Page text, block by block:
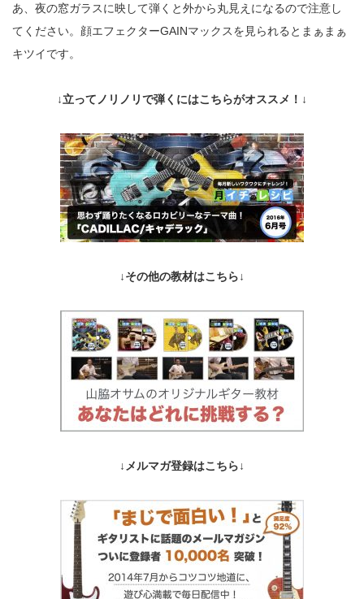
あ、夜の窓ガラスに映して弾くと外から丸見えになるので注意し
てください。顔エフェクターGAINマックスを見られるとまぁまぁ
キツイです。
↓立ってノリノリで弾くにはこちらがオススメ！↓
↓その他の教材はこちら↓
↓メルマガ登録はこちら↓